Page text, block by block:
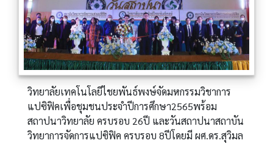
วิทยาลัยเทคโนโลยีไชยพันธ์พงษ์จัดมหกรรมวิชาการ
แปซิฟิคเพื่อชุมชนประจำปีการศึกษา2565พร้อม
สถาปนาวิทยาลัย ครบรอบ 26ปี และวันสถาปนาสถาบัน
วิทยาการจัดการแปซิฟิค ครบรอบ 8ปีโดยมี ผศ.ดร.สุวิมล